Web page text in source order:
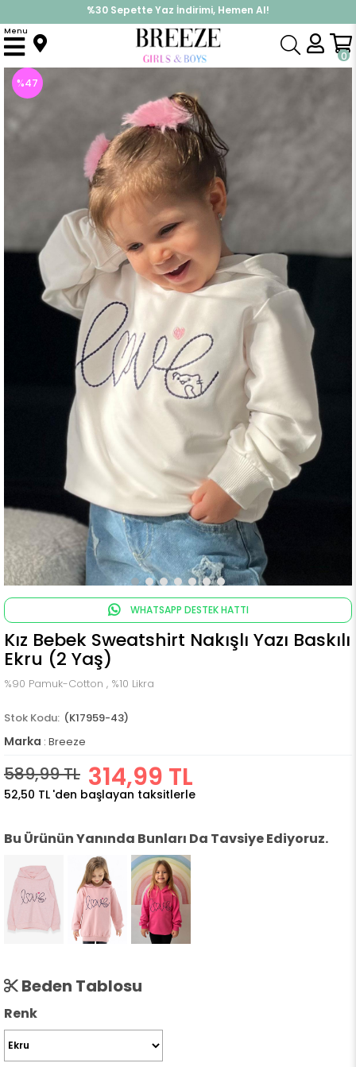
%30 Sepette Yaz İndirimi, Hemen Al!
İndirimlere ek %10 İndirimi Kap, Hemen Üye Ol!
0
Menu
Anasayfa Üst Giyim Sweatshirt Kız Bebek Sweatshirt Nakışlı Yazı Baskılı Ekru (2 Yaş)
%47
WHATSAPP DESTEK HATTI
Kız Bebek Sweatshirt Nakışlı Yazı Baskılı
Ekru (2 Yaş)
%90 Pamuk-Cotton , %10 Likra
(K17959-43)
Marka : Breeze
589,99 TL 314,99 TL
52,50 TL 'den başlayan taksitlerle
Bu Ürünün Yanında Bunları Da Tavsiye Ediyoruz.
Beden Tablosu
Renk